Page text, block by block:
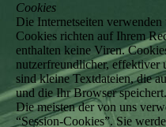
Cookies
Die Internetseiten
Cookies richten auf Ihrem
enthalten keine Viren.
nutzerfreundlicher, effektiver
sind kleine Textdateien, die
und die Ihr Browser speichert.
Die meisten der von uns
“Session-Cookies”. Sie